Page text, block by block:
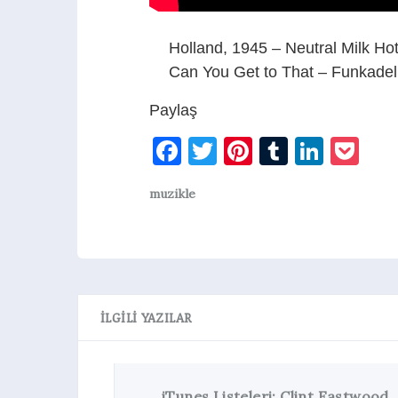
Holland, 1945 – Neutral Milk
Can You Get to That –
Paylaş
Facebook
TwitterPinterest
Tumblr
muzikle
İLGILI YAZILAR